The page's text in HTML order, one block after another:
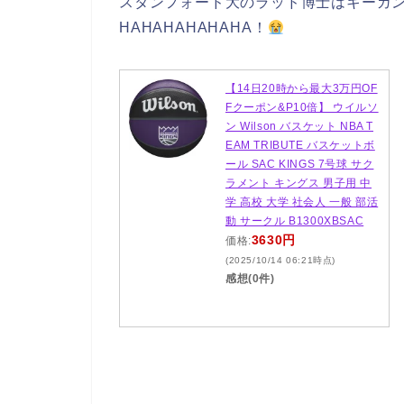
HAHAHAHAHAHA！
【14日20時から最大3万円OF
Fクーポン&P10倍】 ウイルソ
ン Wilson バスケット NBA T
EAM TRIBUTE バスケットボ
ール SAC KINGS 7号球 サク
ラメント キングス 男子用 中
学 高校 大学 社会人 一般 部活
動 サークル B1300XBSAC
価格:3630円
(2025/10/14 06:21時点)
感想(0件)